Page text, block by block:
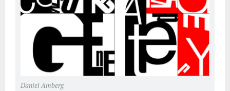
Daniel Amberg